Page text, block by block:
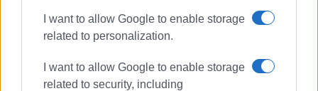
I want to allow Google to enable storage
related to personalization.
I want to allow Google to enable storage
related to security, including